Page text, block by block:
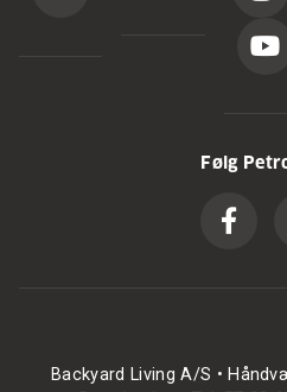
Følg
Backyard Living A/S •